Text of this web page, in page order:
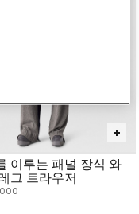
이루는 패널 장식 와
그 트라우저